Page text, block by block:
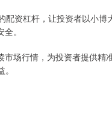
资杠杆，让投资者以小
。
场行情，为投资者提供精